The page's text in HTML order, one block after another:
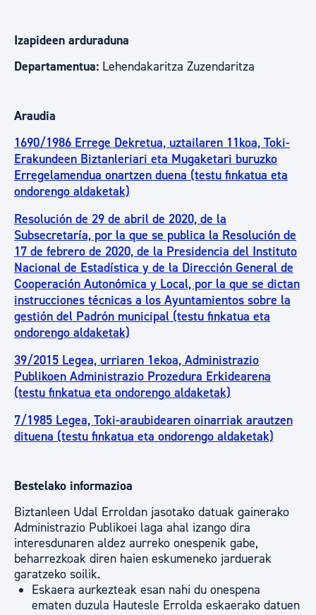
Izapideen arduraduna
Departamentua: Lehendakaritza Zuzendaritza
Araudia
1690/1986 Errege Dekretua, uztailaren 11koa, Toki-
Erakundeen Biztanleriari eta Mugaketari buruzko
Erregelamendua onartzen duena (testu finkatua eta
ondorengo aldaketak)
Resolución de 29 de abril de 2020, de la
Subsecretaría, por la que se publica la Resolución de
17 de febrero de 2020, de la Presidencia del Instituto
Nacional de Estadística y de la Dirección General de
Cooperación Autonómica y Local, por la que se dictan
instrucciones técnicas a los Ayuntamientos sobre la
gestión del Padrón municipal (testu finkatua eta
ondorengo aldaketak)
39/2015 Legea, urriaren 1ekoa, Administrazio
Publikoen Administrazio Prozedura Erkidearena
(testu finkatua eta ondorengo aldaketak)
7/1985 Legea, Toki-araubidearen oinarriak arautzen
dituena (testu finkatua eta ondorengo aldaketak)
Bestelako informazioa
Biztanleen Udal Erroldan jasotako datuak gainerako
Administrazio Publikoei laga ahal izango dira
interesdunaren aldez aurreko onespenik gabe,
beharrezkoak diren haien eskumeneko jarduerak
garatzeko soilik.
Eskaera aurkezteak esan nahi du onespena
ematen duzula Hautesle Errolda eskaerako datuen